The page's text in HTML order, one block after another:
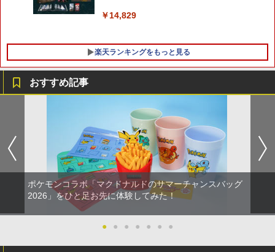
￥14,829
楽天ランキングをもっと見る
ハピネット 【PS5】Beast of Reincarna
tion（ビースト・オブ・リンカネーショ
ン） [ELJM-30984 PS5 ビ-スト オブ リ
ンカネ-ション]
￥7,620
回購入封入特典】プロダクトコード)
＼マラソン限定★エントリーでP10倍／S
team Deck OLED / LCD フィルム 保護
フィルム ガラスフィルム 本体 保護 フィ
ルム シート 液晶保護 ガラス スチーム ス
チームデック OLED スチームデック LC
D ガイド枠 指紋防止
￥998
【中古】メイド イン ワリオ ゴージャス
【中古】 モンスター・ホテル クルーズ
船の恋は危険がいっぱい？！ [レンタル
落ち] [Blu-ray] [ブルーレイ]
￥207
【中古】 モンスター・ホテル クルーズ
落ち] [Blu-ray] [ブルーレイ]
おすすめ記事
ポケモンコラボ「マクドナルドのサマーチャンスバッグ
2026」をひと足お先に体験してみた！
● ● ● ● ● ● ●